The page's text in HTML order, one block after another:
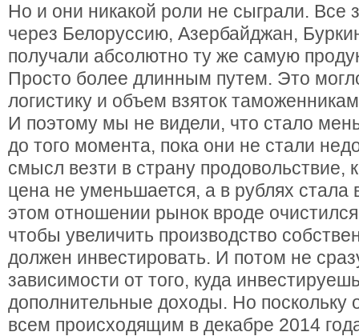
Но и они никакой роли не сыграли. Все
через Белоруссию, Азербайджан,
получали абсолютно ту же самую
Просто более длинным путем. Это
логистику и объем взяток
И поэтому мы не видели, что стало
до того момента, пока они не стали
смысл везти в страну продовольствие,
цена не уменьшается, а в рублях
этом отношении рынок вроде
чтобы увеличить производство
должен инвестировать. И потом не
зависимости от того, куда
дополнительные доходы. Но поскольку
всем происходящим в декабре 2014